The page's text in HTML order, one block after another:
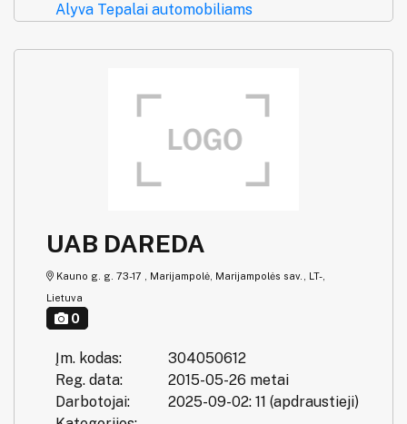
Alyva Tepalai automobiliams
UAB DAREDA
Kauno g. g. 73-17 , Marijampolė, Marijampolės sav., LT-,
Lietuva
0
Įm. kodas:
304050612
Reg. data:
2015-05-26 metai
Darbotojai:
2025-09-02: 11 (apdraustieji)